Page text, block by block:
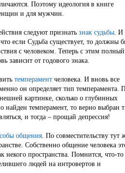
Поэтому идеология в книге
и для мужчин.
следуют признать знак судьбы. И
если Судьба существует, то должны
с человеком. Теперь с этим полный
зависит от годового знака.
темперамент человека. И вновь все
он определяет тип темперамента.
картинке, сколько о глубинных
найден темперамент, то верно выбран
и тогда – прощай депрессия!
общения. По совместительству тут
Собственно общение человека
некого пространства. Помнится, что-
людей на интровертов и